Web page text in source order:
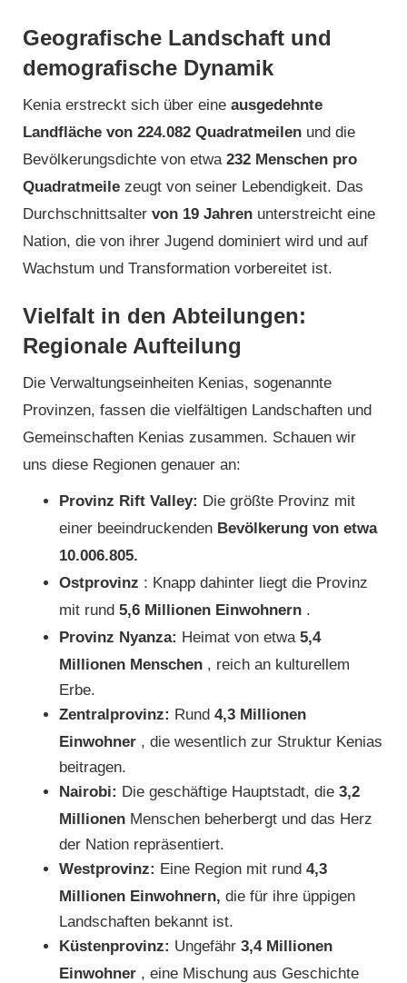
Geografische Landschaft und
demografische Dynamik
Kenia erstreckt sich über eine ausgedehnte
Landfläche von 224.082 Quadratmeilen und die
Bevölkerungsdichte von etwa 232 Menschen pro
Quadratmeile zeugt von seiner Lebendigkeit. Das
Durchschnittsalter von 19 Jahren unterstreicht eine
Nation, die von ihrer Jugend dominiert wird und auf
Wachstum und Transformation vorbereitet ist.
Vielfalt in den Abteilungen:
Regionale Aufteilung
Die Verwaltungseinheiten Kenias, sogenannte
Provinzen, fassen die vielfältigen Landschaften und
Gemeinschaften Kenias zusammen. Schauen wir
uns diese Regionen genauer an:
Provinz Rift Valley: Die größte Provinz mit
einer beeindruckenden Bevölkerung von etwa
10.006.805.
Ostprovinz : Knapp dahinter liegt die Provinz
mit rund 5,6 Millionen Einwohnern .
Provinz Nyanza: Heimat von etwa 5,4
Millionen Menschen , reich an kulturellem
Erbe.
Zentralprovinz: Rund 4,3 Millionen
Einwohner , die wesentlich zur Struktur Kenias
beitragen.
Nairobi: Die geschäftige Hauptstadt, die 3,2
Millionen Menschen beherbergt und das Herz
der Nation repräsentiert.
Westprovinz: Eine Region mit rund 4,3
Millionen Einwohnern, die für ihre üppigen
Landschaften bekannt ist.
Küstenprovinz: Ungefähr 3,4 Millionen
Einwohner , eine Mischung aus Geschichte